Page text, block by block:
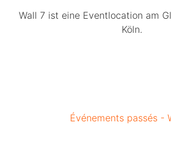
Wall 7 ist eine Eventlocation am
Köln.
Événements passés -